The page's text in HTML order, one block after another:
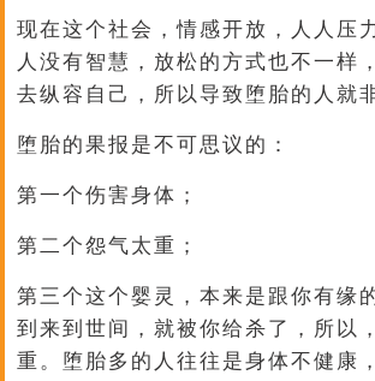
现在这个社会，情感开放，人人压
人没有智慧，放松的方式也不一样
去纵容自己，所以导致堕胎的人就
堕胎的果报是不可思议的：
第一个伤害身体；
第二个怨气太重；
第三个这个婴灵，本来是跟你有缘
到来到世间，就被你给杀了，所以
重。堕胎多的人往往是身体不健康